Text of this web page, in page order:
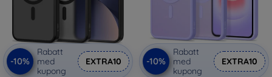
-10%
Rabatt
med
kupong
EXTRA10 -10%
Rabatt
med
kupong
EXTRA10